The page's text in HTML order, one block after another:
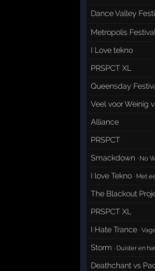
Dance Valley
Metropolis
I Love tekno
PRSPCT XL
Queensday
Veel voor Weinig
Alliance
PRSPCT
Smackdown · No
I love Tekno · Met
The Blackout
PRSPCT XL
I Hate Trance ·
Storm · Duister en
Deathchant vs